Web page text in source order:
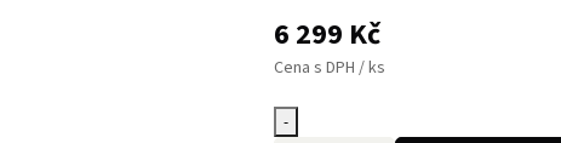
6 299 Kč
Cena s DPH / ks
-